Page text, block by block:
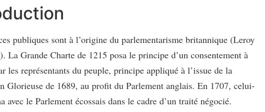
publiques sont à l’origine du parlementarisme britannique (Leroy
La Grande Charte de 1215 posa le principe d’un consentement à
les représentants du peuple, principe appliqué à l’issue de la
Glorieuse de 1689, au profit du Parlement anglais. En 1707, celui-
avec le Parlement écossais dans le cadre d’un traité négocié.